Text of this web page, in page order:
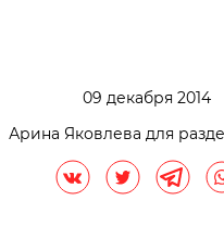
09 декабря 2014
Арина Яковлева для